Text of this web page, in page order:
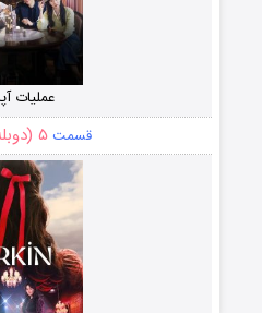
عملیات
قسمت ۵ (دوبله)